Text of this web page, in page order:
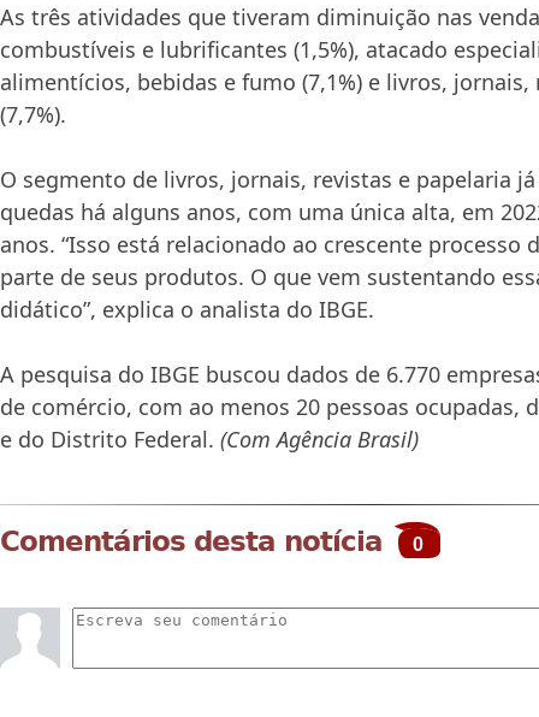
As três atividades que tiveram diminuição nas
combustíveis e lubrificantes (1,5%), atacado
alimentícios, bebidas e fumo (7,1%) e livros, jornais,
(7,7%).
O segmento de livros, jornais, revistas e papelaria
quedas há alguns anos, com uma única alta, em
anos. “Isso está relacionado ao crescente processo
parte de seus produtos. O que vem sustentando
didático”, explica o analista do IBGE.
A pesquisa do IBGE buscou dados de 6.770
de comércio, com ao menos 20 pessoas ocupadas,
e do Distrito Federal. (Com Agência Brasil)
Comentários desta notícia 0